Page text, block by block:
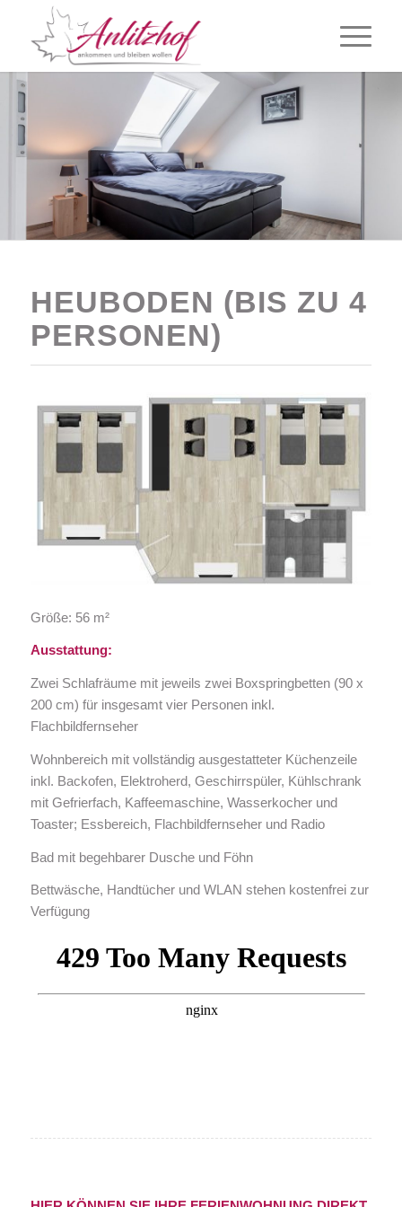
HEUBODEN (BIS ZU 4
PERSONEN)
Größe: 56 m²
Ausstattung:
Zwei Schlafräume mit jeweils zwei Boxspringbetten (90 x
200 cm) für insgesamt vier Personen inkl.
Flachbildfernseher
Wohnbereich mit vollständig ausgestatteter Küchenzeile
inkl. Backofen, Elektroherd, Geschirrspüler, Kühlschrank
mit Gefrierfach, Kaffeemaschine, Wasserkocher und
Toaster; Essbereich, Flachbildfernseher und Radio
Bad mit begehbarer Dusche und Föhn
Bettwäsche, Handtücher und WLAN stehen kostenfrei zur
Verfügung